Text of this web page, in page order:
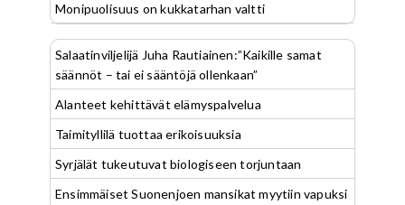
Monipuolisuus on kukkatarhan valtti
Salaatinviljelijä Juha Rautiainen:”Kaikille samat
säännöt – tai ei sääntöjä ollenkaan”
Alanteet kehittävät elämyspalvelua
Taimityllilä tuottaa erikoisuuksia
Syrjälät tukeutuvat biologiseen torjuntaan
Ensimmäiset Suonenjoen mansikat myytiin vapuksi